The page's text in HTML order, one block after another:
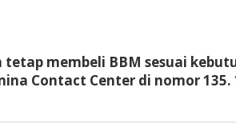
membeli BBM sesuai
Contact Center di nomor